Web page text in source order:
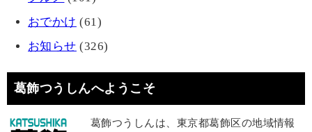
おでかけ (61)
お知らせ (326)
葛飾つうしんへようこそ
葛飾つうしんは、東京都葛飾区の地域情報